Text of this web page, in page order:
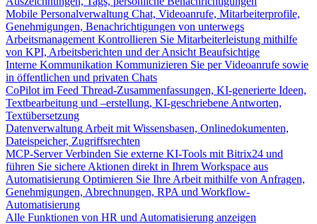
Mobile Personalverwaltung Chat, Videoanrufe, Mitarbeiterprofile,
Genehmigungen, Benachrichtigungen von unterwegs
Arbeitsmanagement Kontrollieren Sie Mitarbeiterleistung mithilfe
von KPI, Arbeitsberichten und der Ansicht Beaufsichtige
Interne Kommunikation Kommunizieren Sie per Videoanrufe sowie
in öffentlichen und privaten Chats
CoPilot im Feed Thread-Zusammenfassungen, KI-generierte Ideen,
Textbearbeitung und –erstellung, KI-geschriebene Antworten,
Textübersetzung
Datenverwaltung Arbeit mit Wissensbasen, Onlinedokumenten,
Dateispeicher, Zugriffsrechten
MCP-Server Verbinden Sie externe KI-Tools mit Bitrix24 und
führen Sie sichere Aktionen direkt in Ihrem Workspace aus
Automatisierung Optimieren Sie Ihre Arbeit mithilfe von Anfragen,
Genehmigungen, Abrechnungen, RPA und Workflow-
Automatisierung
Alle Funktionen von HR und Automatisierung anzeigen